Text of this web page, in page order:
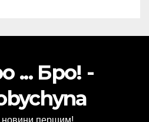
... Бро! -
новини першим!